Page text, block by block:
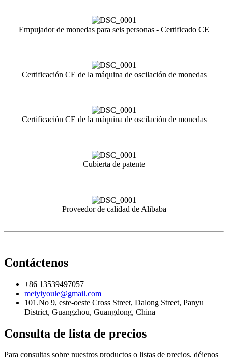
Empujador de monedas para seis personas - Certificado CE
Certificación CE de la máquina de oscilación de monedas
Certificación CE de la máquina de oscilación de monedas
Cubierta de patente
Proveedor de calidad de Alibaba
Contáctenos
+86 13539497057
meiyiyoule@gmail.com
101.No 9, este-oeste Cross Street, Dalong Street, Panyu
District, Guangzhou, Guangdong, China
Consulta de lista de precios
Para consultas sobre nuestros productos o listas de precios, déjenos